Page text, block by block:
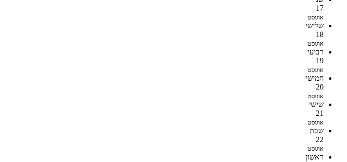
17
אוגוסט
שלישי
18
אוגוסט
רביעי
19
אוגוסט
חמישי
20
אוגוסט
שישי
21
אוגוסט
שבת
22
אוגוסט
ראשון